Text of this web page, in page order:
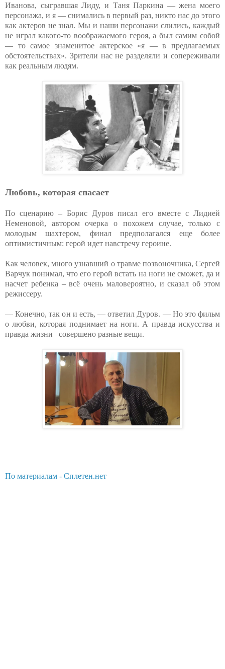
Иванова, сыгравшая Лиду, и Таня Паркина — жена моего
персонажа, и я — снимались в первый раз, никто нас до этого
как актеров не знал. Мы и наши персонажи слились, каждый
не играл какого-то воображаемого героя, а был самим собой
— то самое знаменитое актерское «я — в предлагаемых
обстоятельствах». Зрители нас не разделяли и сопереживали
как реальным людям.
Любовь, которая спасает
По сценарию – Борис Дуров писал его вместе с Лидией
Неменовой, автором очерка о похожем случае, только с
молодым шахтером, финал предполагался еще более
оптимистичным: герой идет навстречу героине.
Как человек, много узнавший о травме позвоночника, Сергей
Варчук понимал, что его герой встать на ноги не сможет, да и
насчет ребенка – всё очень маловероятно, и сказал об этом
режиссеру.
— Конечно, так он и есть, — ответил Дуров. — Но это фильм
о любви, которая поднимает на ноги. А правда искусства и
правда жизни –совершено разные вещи.
По материалам - Сплетен.нет